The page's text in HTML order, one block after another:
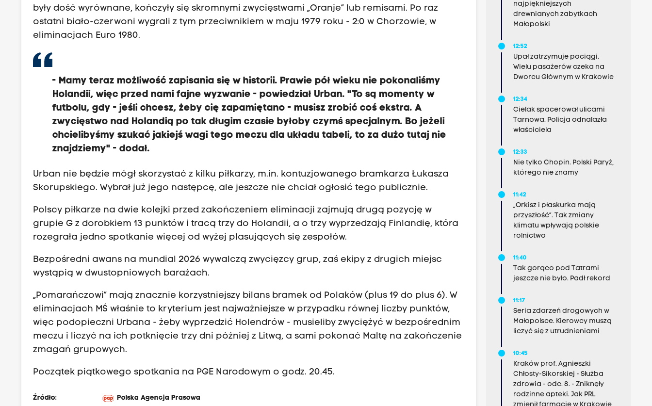
były dość wyrównane, kończyły się skromnymi zwycięstwami „Oranje” lub remisami. Po raz
ostatni biało-czerwoni wygrali z tym przeciwnikiem w maju 1979 roku - 2:0 w Chorzowie, w
eliminacjach Euro 1980.
- Mamy teraz możliwość zapisania się w historii. Prawie pół wieku nie pokonaliśmy
Holandii, więc przed nami fajne wyzwanie - powiedział Urban. "To są momenty w
futbolu, gdy - jeśli chcesz, żeby cię zapamiętano - musisz zrobić coś ekstra. A
zwycięstwo nad Holandią po tak długim czasie byłoby czymś specjalnym. Bo jeżeli
chcielibyśmy szukać jakiejś wagi tego meczu dla układu tabeli, to za dużo tutaj nie
znajdziemy" - dodał.
Urban nie będzie mógł skorzystać z kilku piłkarzy, m.in. kontuzjowanego bramkarza Łukasza
Skorupskiego. Wybrał już jego następcę, ale jeszcze nie chciał ogłosić tego publicznie.
Polscy piłkarze na dwie kolejki przed zakończeniem eliminacji zajmują drugą pozycję w
grupie G z dorobkiem 13 punktów i tracą trzy do Holandii, a o trzy wyprzedzają Finlandię, która
rozegrała jedno spotkanie więcej od wyżej plasujących się zespołów.
Bezpośredni awans na mundial 2026 wywalczą zwycięzcy grup, zaś ekipy z drugich miejsc
wystąpią w dwustopniowych barażach.
„Pomarańczowi” mają znacznie korzystniejszy bilans bramek od Polaków (plus 19 do plus 6). W
eliminacjach MŚ właśnie to kryterium jest najważniejsze w przypadku równej liczby punktów,
więc podopieczni Urbana - żeby wyprzedzić Holendrów - musieliby zwyciężyć w bezpośrednim
meczu i liczyć na ich potknięcie trzy dni później z Litwą, a sami pokonać Maltę na zakończenie
zmagań grupowych.
Początek piątkowego spotkania na PGE Narodowym o godz. 20.45.
Źródło:
Polska Agencja Prasowa
najpiękniejszych
drewnianych zabytkach
Małopolski
12:52
Upał zatrzymuje pociągi.
Wielu pasażerów czeka na
Dworcu Głównym w Krakowie
12:34
Cielak spacerował ulicami
Tarnowa. Policja odnalazła
właściciela
12:33
Nie tylko Chopin. Polski Paryż,
którego nie znamy
11:42
„Orkisz i płaskurka mają
przyszłość”. Tak zmiany
klimatu wpływają polskie
rolnictwo
11:40
Tak gorąco pod Tatrami
jeszcze nie było. Padł rekord
11:17
Seria zdarzeń drogowych w
Małopolsce. Kierowcy muszą
liczyć się z utrudnieniami
10:45
Kraków prof. Agnieszki
Chłosty-Sikorskiej - Służba
zdrowia - odc. 8. - Zniknęły
rodzinne apteki. Jak PRL